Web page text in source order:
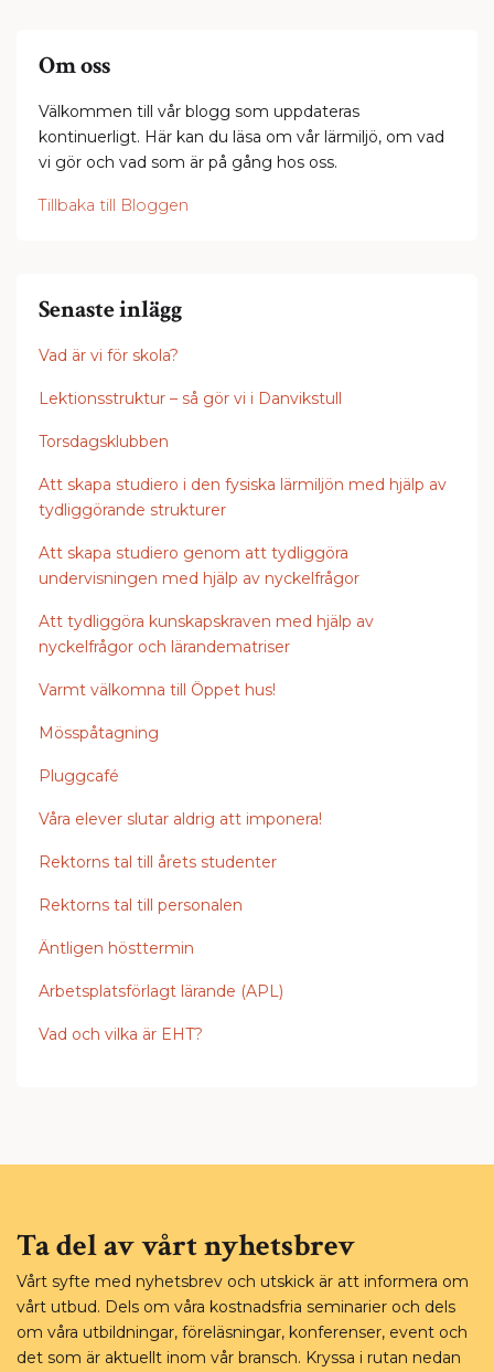
Om oss
Välkommen till vår blogg som uppdateras
kontinuerligt. Här kan du läsa om vår lärmiljö, om vad
vi gör och vad som är på gång hos oss.
Tillbaka till Bloggen
Senaste inlägg
Vad är vi för skola?
Lektionsstruktur – så gör vi i Danvikstull
Torsdagsklubben
Att skapa studiero i den fysiska lärmiljön med hjälp av
tydliggörande strukturer
Att skapa studiero genom att tydliggöra
undervisningen med hjälp av nyckelfrågor
Att tydliggöra kunskapskraven med hjälp av
nyckelfrågor och lärandematriser
Varmt välkomna till Öppet hus!
Mösspåtagning
Pluggcafé
Våra elever slutar aldrig att imponera!
Rektorns tal till årets studenter
Rektorns tal till personalen
Äntligen hösttermin
Arbetsplatsförlagt lärande (APL)
Vad och vilka är EHT?
Ta del av vårt nyhetsbrev
Vårt syfte med nyhetsbrev och utskick är att informera om
vårt utbud. Dels om våra kostnadsfria seminarier och dels
om våra utbildningar, föreläsningar, konferenser, event och
det som är aktuellt inom vår bransch. Kryssa i rutan nedan